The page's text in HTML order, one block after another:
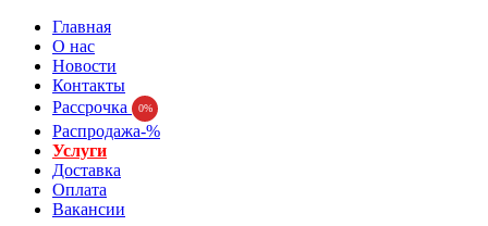
Главная
О нас
Новости
Контакты
Рассрочка
0%
Распродажа-%
Услуги
Доставка
Оплата
Вакансии